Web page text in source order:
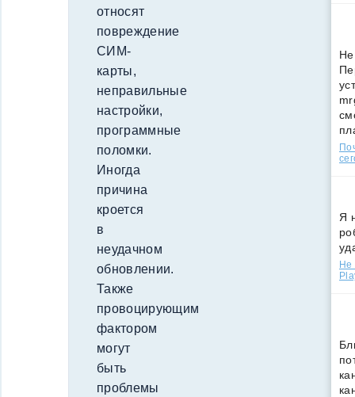
относят
повреждение
СИМ-
карты,
неправильные
настройки,
программные
поломки.
Иногда
причина
кроется
в
неудачном
обновлении.
Также
провоцирующим
фактором
могут
быть
проблемы
Не
Я
Не